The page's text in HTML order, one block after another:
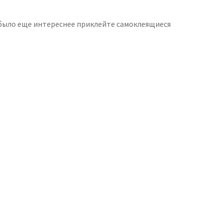
еще интереснее приклейте самоклеящиеся